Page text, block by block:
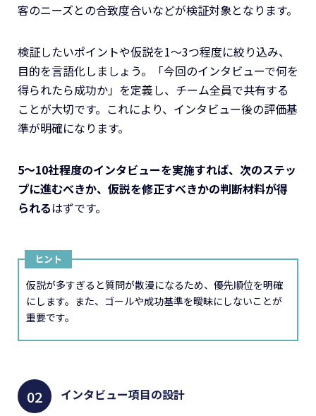
客のニーズとの合致度合いなどが検証対象となります。
検証したいポイントや仮説を1～3つ程度に絞り込み、
目的を言語化しましょう。「今回のインタビューで何を
得られたら成功か」を定義し、チーム全員で共有する
ことが大切です。これにより、インタビュー後の評価基
準が明確になります。
5〜10社程度のインタビューを実施すれば、次のステッ
プに進むべきか、仮説を修正すべきかの判断材料が得
られるはずです。
ヒント
仮説が多すぎると質問が散漫になるため、優先順位を明確
にします。また、ゴールや成功基準を曖昧にしないことが
重要です。
インタビュー項目の設計